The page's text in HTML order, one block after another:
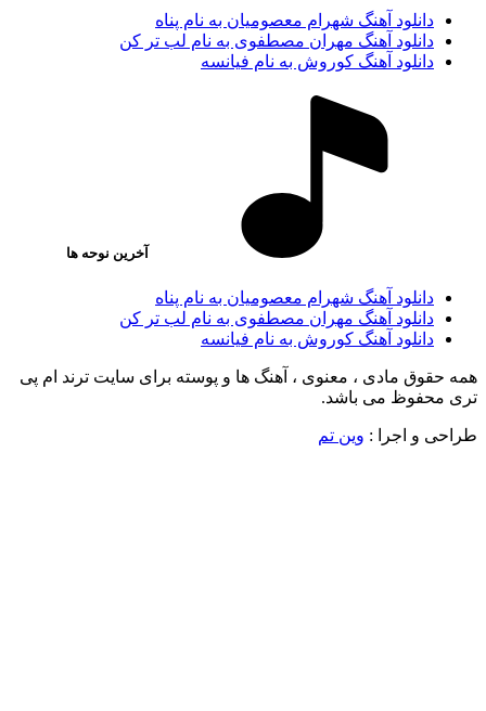
دانلود آهنگ شهرام معصومیان به نام پناه
دانلود آهنگ مهران مصطفوی به نام لب تر کن
دانلود آهنگ کوروش به نام فیانسه
آخرین نوحه ها
دانلود آهنگ شهرام معصومیان به نام پناه
دانلود آهنگ مهران مصطفوی به نام لب تر کن
دانلود آهنگ کوروش به نام فیانسه
مادی ، معنوی ، آهنگ ها و پوسته برای سایت ترند ام پی
می باشد.
و اجرا : وین تم